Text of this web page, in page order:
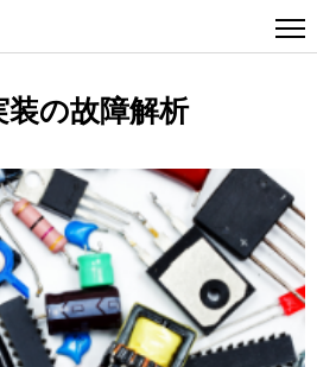
の故障解析